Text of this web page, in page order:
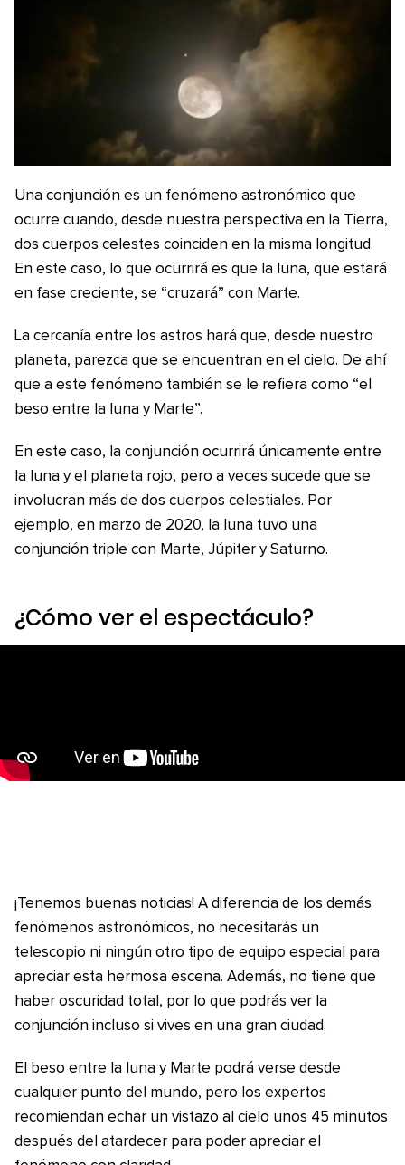
Una conjunción es un fenómeno astronómico que
ocurre cuando, desde nuestra perspectiva en la Tierra,
dos cuerpos celestes coinciden en la misma longitud.
En este caso, lo que ocurrirá es que la luna, que estará
en fase creciente, se “cruzará” con Marte.
La cercanía entre los astros hará que, desde nuestro
planeta, parezca que se encuentran en el cielo. De ahí
que a este fenómeno también se le refiera como “el
beso entre la luna y Marte”.
En este caso, la conjunción ocurrirá únicamente entre
la luna y el planeta rojo, pero a veces sucede que se
involucran más de dos cuerpos celestiales. Por
ejemplo, en marzo de 2020, la luna tuvo una
conjunción triple con Marte, Júpiter y Saturno.
¿Cómo ver el espectáculo?
¡Tenemos buenas noticias! A diferencia de los demás
fenómenos astronómicos, no necesitarás un
telescopio ni ningún otro tipo de equipo especial para
apreciar esta hermosa escena. Además, no tiene que
haber oscuridad total, por lo que podrás ver la
conjunción incluso si vives en una gran ciudad.
El beso entre la luna y Marte podrá verse desde
cualquier punto del mundo, pero los expertos
recomiendan echar un vistazo al cielo unos 45 minutos
después del atardecer para poder apreciar el